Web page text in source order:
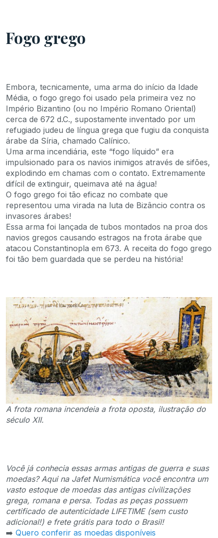
Fogo grego
Embora, tecnicamente, uma arma do início da Idade
Média, o fogo grego foi usado pela primeira vez no
Império Bizantino (ou no Império Romano Oriental)
cerca de 672 d.C., supostamente inventado por um
refugiado judeu de língua grega que fugiu da conquista
árabe da Síria, chamado Calínico.
Uma arma incendiária, este “fogo líquido” era
impulsionado para os navios inimigos através de sifões,
explodindo em chamas com o contato. Extremamente
difícil de extinguir, queimava até na água!
O fogo grego foi tão eficaz no combate que
representou uma virada na luta de Bizâncio contra os
invasores árabes!
Essa arma foi lançada de tubos montados na proa dos
navios gregos causando estragos na frota árabe que
atacou Constantinopla em 673. A receita do fogo grego
foi tão bem guardada que se perdeu na história!
A frota romana incendeia a frota oposta, ilustração do
século XII.
Você já conhecia essas armas antigas de guerra e suas
moedas? Aqui na Jafet Numismática você encontra um
vasto estoque de moedas das antigas civilizações
grega, romana e persa. Todas as peças possuem
certificado de autenticidade LIFETIME (sem custo
adicional!) e frete grátis para todo o Brasil!
➡️ Quero conferir as moedas disponíveis